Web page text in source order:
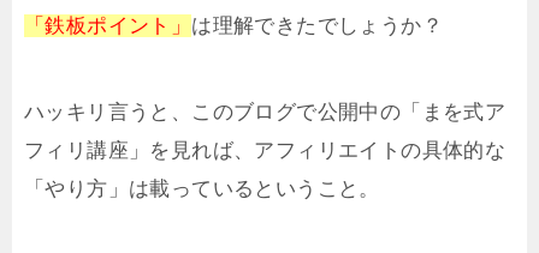
「鉄板ポイント」 は理解できたでしょうか？
ハッキリ言うと、このブログで公開中の「まを式ア
フィリ講座」を見れば、アフィリエイトの具体的な
「やり方」は載っているということ。